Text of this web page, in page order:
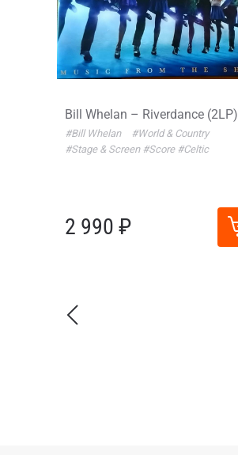
Bill Whelan – Riverdance (2LP)
#Bill Whelan
#World & Country
#Stage & Screen #Score #Celtic
2 990 ₽